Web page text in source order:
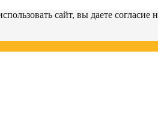
сайт, вы даете